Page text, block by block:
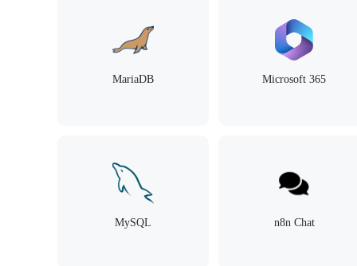
MariaDB Microsoft 365
MySQL n8n Chat